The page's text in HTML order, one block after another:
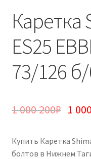
Каретка
ES25
73/126
1 000 200₽ 1
Купить Каретка
болтов в Нижнем